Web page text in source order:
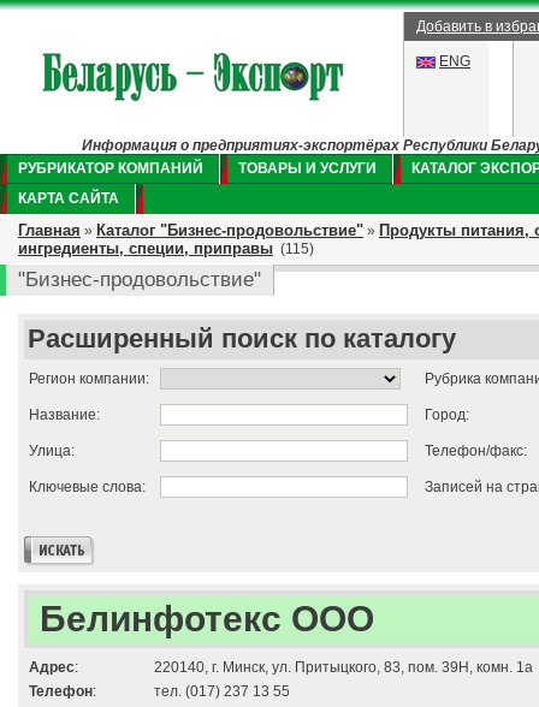
Добавить в
ENG
Информация о предприятиях-экспортёрах Республики
РУБРИКАТОР КОМПАНИЙ
ТОВАРЫ И УСЛУГИ
КАТАЛОГ
КАРТА САЙТА
Главная » Каталог "Бизнес-продовольствие" » Продукты питания,
ингредиенты, специи, приправы (115)
"Бизнес-продовольствие"
Расширенный поиск по каталогу
Регион компании: Рубрика
Название: Город:
Улица: Телефон/факс:
Ключевые слова: Записей на
Белинфотекс ООО
Адрес:
220140, г. Минск, ул. Притыцкого, 83, пом. 39Н, комн. 1а
Телефон: тел. (017) 237 13 55